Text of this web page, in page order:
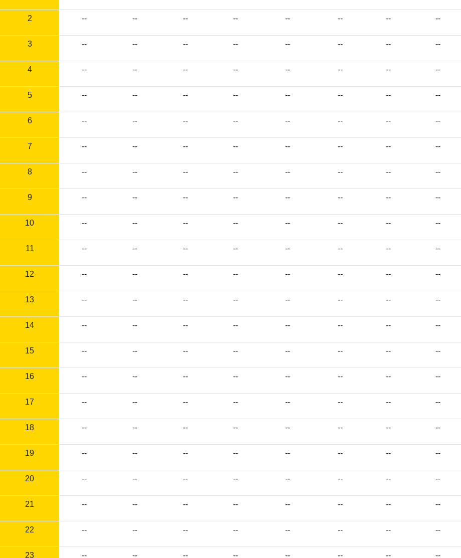
2 -- -- -- -- -- -- -- --
3 -- -- -- -- -- -- -- --
4 -- -- -- -- -- -- -- --
5 -- -- -- -- -- -- -- --
6 -- -- -- -- -- -- -- --
7 -- -- -- -- -- -- -- --
8 -- -- -- -- -- -- -- --
9 -- -- -- -- -- -- -- --
10 -- -- -- -- -- -- -- --
11 -- -- -- -- -- -- -- --
12 -- -- -- -- -- -- -- --
13 -- -- -- -- -- -- -- --
14 -- -- -- -- -- -- -- --
15 -- -- -- -- -- -- -- --
16 -- -- -- -- -- -- -- --
17 -- -- -- -- -- -- -- --
18 -- -- -- -- -- -- -- --
19 -- -- -- -- -- -- -- --
20 -- -- -- -- -- -- -- --
21 -- -- -- -- -- -- -- --
22 -- -- -- -- -- -- -- --
23 -- -- -- -- -- -- -- --